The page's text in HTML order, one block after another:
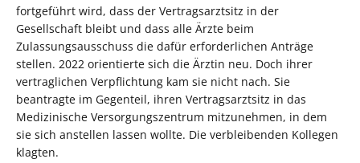
fortgeführt wird, dass der Vertragsarztsitz in der
Gesellschaft bleibt und dass alle Ärzte beim
Zulassungsausschuss die dafür erforderlichen Anträge
stellen. 2022 orientierte sich die Ärztin neu. Doch ihrer
vertraglichen Verpflichtung kam sie nicht nach. Sie
beantragte im Gegenteil, ihren Vertragsarztsitz in das
Medizinische Versorgungszentrum mitzunehmen, in dem
sie sich anstellen lassen wollte. Die verbleibenden Kollegen
klagten.